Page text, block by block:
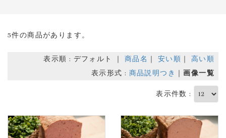
5件の商品があります。
表示順 : デフォルト ｜ 商品名 安い順
高い順
表示形式 : 商品説明つき 画像一覧
表示件数 :